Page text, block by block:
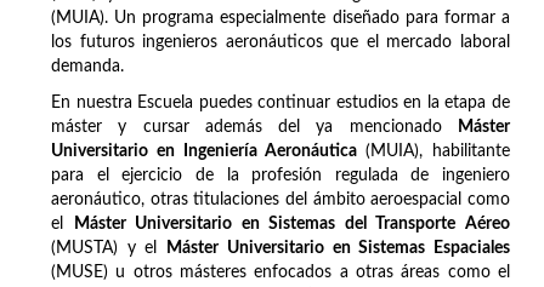
(MUIA). Un programa especialmente diseñado para formar a
los futuros ingenieros aeronáuticos que el mercado laboral
demanda.
En nuestra Escuela puedes continuar estudios en la etapa de
máster y cursar además del ya mencionado
Máster
Universitario en Ingeniería Aeronáutica(MUIA), habilitante
para el ejercicio de la profesión regulada de ingeniero
aeronáutico, otras titulaciones del ámbito aeroespacial como
el
Máster Universitario en Sistemas del Transporte Aéreo
(MUSTA) y el
Máster Universitario en Sistemas Espaciales
(MUSE) u otros másteres enfocados a otras áreas como el